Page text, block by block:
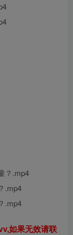
？.mp4
.mp4
.mp4
如果无效请联